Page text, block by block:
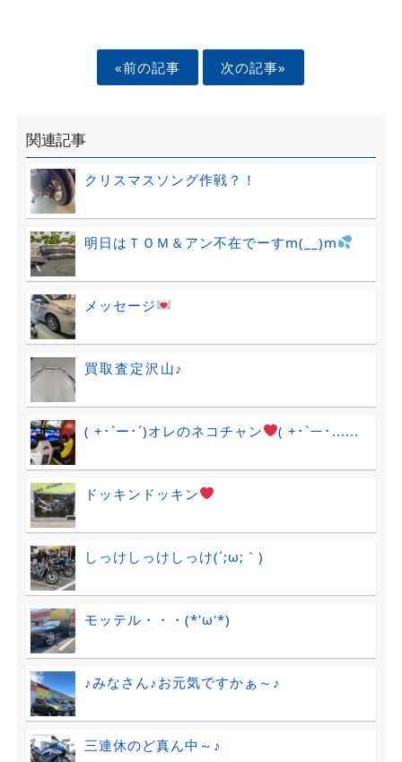
«前の記事 次の記事»
関連記事
クリスマスソング作戦？！
明日はＴＯＭ＆アン不在でーすm(__)m
メッセージ
買取査定沢山♪
( +･`ー･´)オレのネコチャン ( +･`ー･......
ドッキンドッキン
しっけしっけしっけ(´;ω;｀)
モッテル・・・(*'ω'*)
♪みなさん♪お元気ですかぁ～♪
三連休のど真ん中～♪